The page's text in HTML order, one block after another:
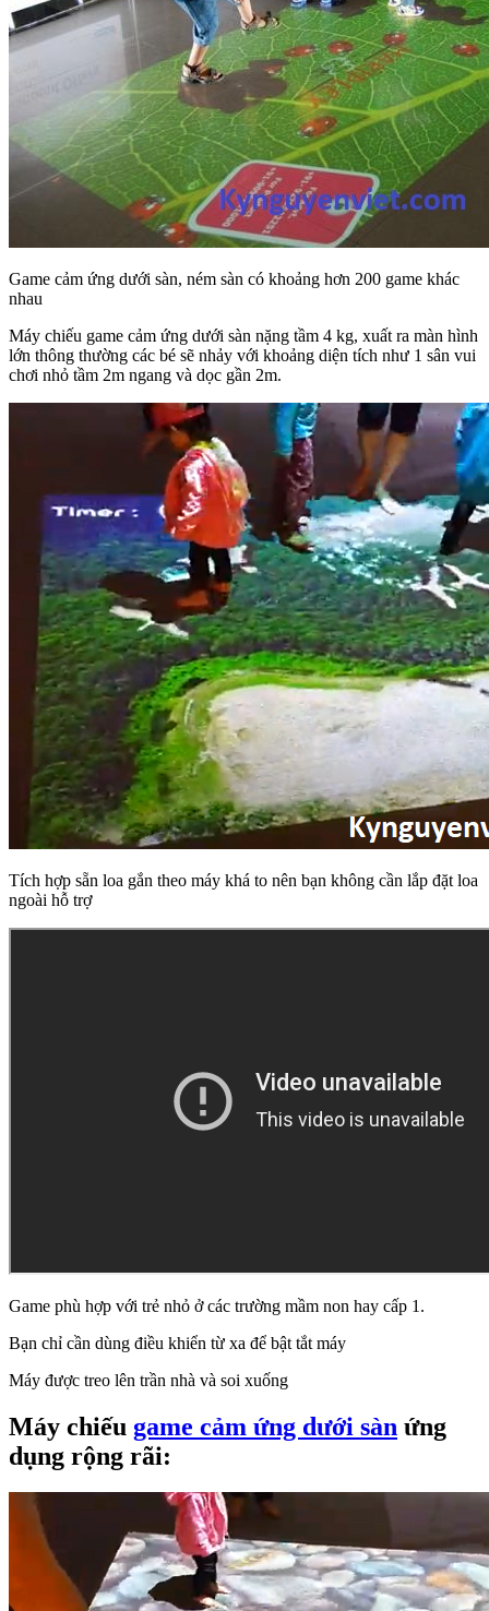
Game cảm ứng dưới sàn, ném sàn có khoảng hơn 200 game khác
nhau
Máy chiếu game cảm ứng dưới sàn nặng tầm 4 kg, xuất ra màn hình
lớn thông thường các bé sẽ nhảy với khoảng diện tích như 1 sân vui
chơi nhỏ tầm 2m ngang và dọc gần 2m.
Tích hợp sẵn loa gắn theo máy khá to nên bạn không cần lắp đặt loa
ngoài hỗ trợ
Game phù hợp với trẻ nhỏ ở các trường mầm non hay cấp 1.
Bạn chỉ cần dùng điều khiển từ xa để bật tắt máy
Máy được treo lên trần nhà và soi xuống
Máy chiếu game cảm ứng dưới sàn ứng
dụng rộng rãi: